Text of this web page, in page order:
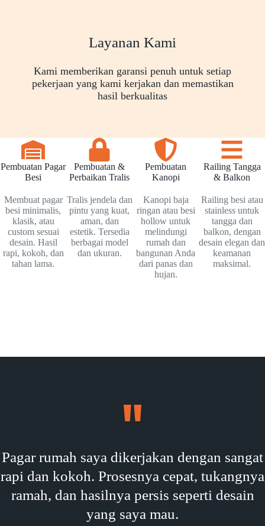
Layanan Kami
Kami memberikan garansi penuh untuk setiap
pekerjaan yang kami kerjakan dan memastikan
hasil berkualitas
Pembuatan Pagar
Besi
Membuat pagar
besi minimalis,
klasik, atau
custom sesuai
desain. Hasil
rapi, kokoh, dan
tahan lama.
Pembuatan &
Perbaikan Tralis
Tralis jendela dan
pintu yang kuat,
aman, dan
estetik. Tersedia
berbagai model
dan ukuran.
Pembuatan
Kanopi
Kanopi baja
ringan atau besi
hollow untuk
melindungi
rumah dan
bangunan Anda
dari panas dan
hujan.
Railing Tangga
& Balkon
Railing besi atau
stainless untuk
tangga dan
balkon, dengan
desain elegan dan
keamanan
maksimal.
Pagar rumah saya dikerjakan dengan sangat
rapi dan kokoh. Prosesnya cepat, tukangnya
ramah, dan hasilnya persis seperti desain
yang saya mau.